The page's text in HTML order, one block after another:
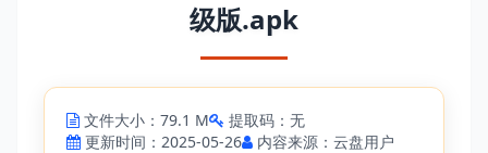
级版.apk
文件大小：79.1 M
提取码：无
更新时间：2025-05-26
内容来源：云盘用户